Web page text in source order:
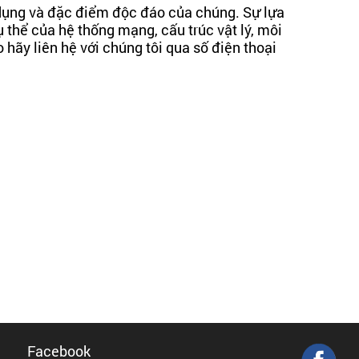
và đặc điểm độc đáo của chúng. Sự lựa
của hệ thống mạng, cấu trúc vật lý, môi
liên hệ với chúng tôi qua số điện thoại
Facebook